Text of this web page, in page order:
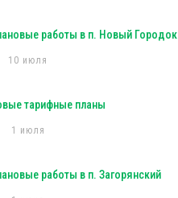
работы в п. Новый Городок
10 июля
тарифные планы
1 июля
работы в п. Загорянский